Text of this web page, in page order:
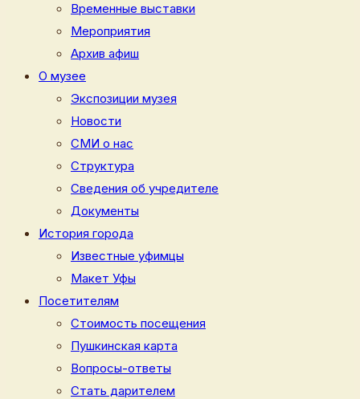
Временные выставки
Мероприятия
Архив афиш
О музее
Экспозиции музея
Новости
СМИ о нас
Структура
Сведения об учредителе
Документы
История города
Известные уфимцы
Макет Уфы
Посетителям
Стоимость посещения
Пушкинская карта
Вопросы-ответы
Стать дарителем